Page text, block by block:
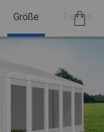
Größe Farben